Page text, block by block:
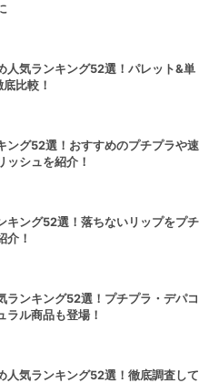
人気ランキング52選！パレット&単
比較！
ング52選！おすすめのプチプラや速
ッシュを紹介！
キング52選！落ちないリップをプチ
介！
ランキング52選！プチプラ・デパコ
ラル商品も登場！
人気ランキング52選！徹底調査して